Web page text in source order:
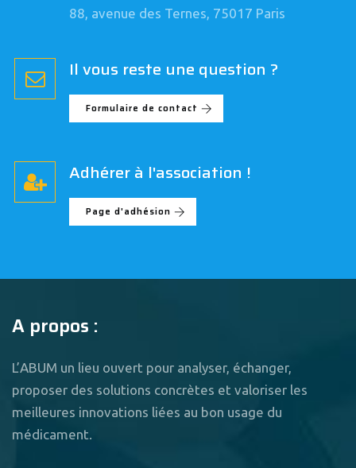
88, avenue des Ternes, 75017 Paris
Il vous reste une question ?
Formulaire de contact
Adhérer à l'association !
Page d'adhésion
A propos :
L’ABUM un lieu ouvert pour analyser, échanger,
proposer des solutions concrètes et valoriser les
meilleures innovations liées au bon usage du
médicament.